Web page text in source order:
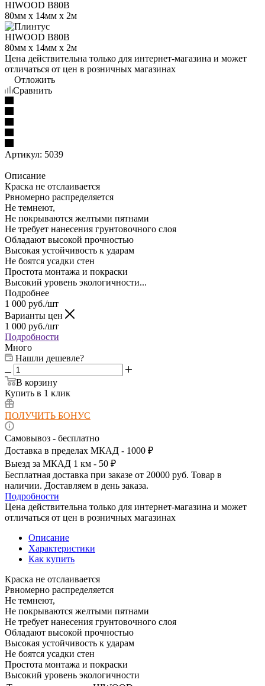
Цена действительна только для интернет-магазина и может
отличаться от цен в розничных магазинах
Отложить
Сравнить
Артикул: 5039
Описание
Краска не отслаивается
Рвномерно распределяется
Не темнеют,
Не покрываются желтыми пятнами
Не требует нанесения грунтовочного слоя
Обладают высокой прочностью
Высокая устойчивость к ударам
Не боятся усадки стен
Простота монтажа и покраски
Высокий уровень экологичности...
Подробнее
1 000 руб./шт
Варианты цен
1 000 руб./шт
Подробности
Много
Нашли дешевле?
В корзину
Купить в 1 клик
ПОЛУЧИТЬ БОНУС
Самовывоз - бесплатно
Доставка в пределах МКАД - 1000 ₽
Выезд за МКАД 1 км - 50 ₽
Бесплатная доставка при заказе от 20000 руб. Товар в
наличии. Доставляем в день заказа.
Подробности
Цена действительна только для интернет-магазина и может
отличаться от цен в розничных магазинах
Описание
Характеристики
Как купить
Краска не отслаивается
Рвномерно распределяется
Не темнеют,
Не покрываются желтыми пятнами
Не требует нанесения грунтовочного слоя
Обладают высокой прочностью
Высокая устойчивость к ударам
Не боятся усадки стен
Простота монтажа и покраски
Высокий уровень экологичности